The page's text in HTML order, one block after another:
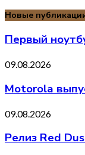
Новые
Первый
09.08.2026
Motorola
09.08.2026
Релиз Red